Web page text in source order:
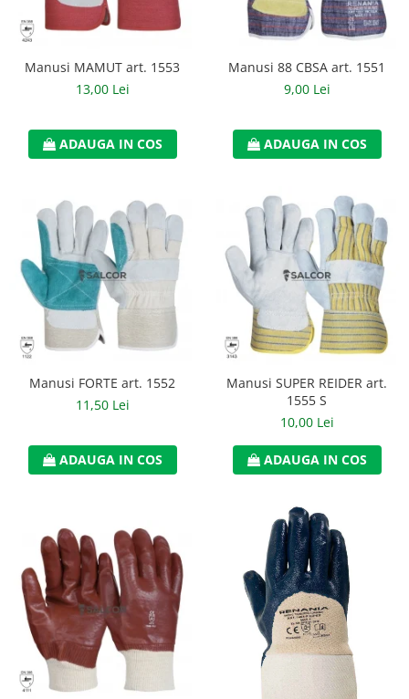
Viziere de protectie
Semnalizare rutiera
Manusi MAMUT art. 1553
13,00 Lei
ADAUGA IN COS
Manusi 88 CBSA art. 1551
9,00 Lei
ADAUGA IN COS
Manusi FORTE art. 1552
11,50 Lei
ADAUGA IN COS
Manusi SUPER REIDER art.
1555 S
10,00 Lei
ADAUGA IN COS